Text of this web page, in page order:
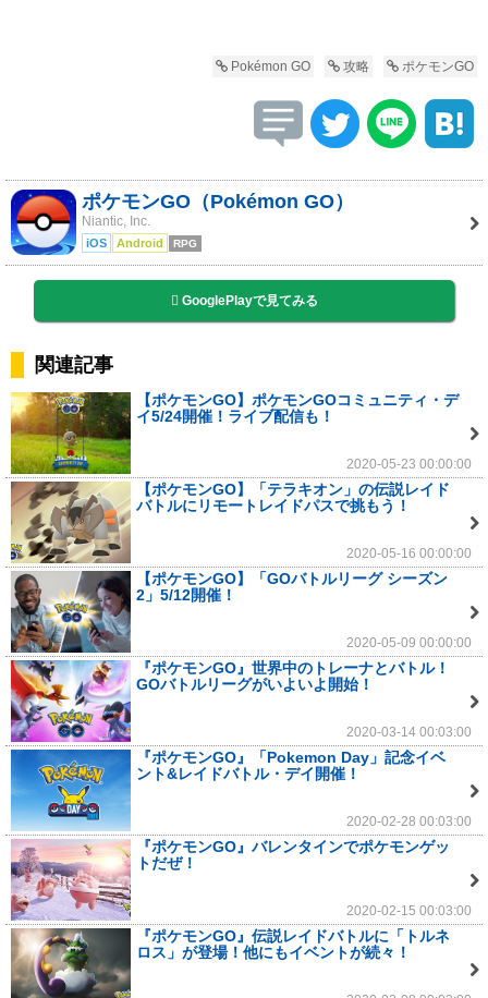
Pokémon GO 攻略 ポケモンGO
ポケモンGO（Pokémon GO）
Niantic, Inc.
iOS Android RPG
GooglePlayで見てみる
関連記事
【ポケモンGO】ポケモンGOコミュニティ・デ
イ5/24開催！ライブ配信も！
2020-05-23 00:00:00
【ポケモンGO】「テラキオン」の伝説レイド
バトルにリモートレイドパスで挑もう！
2020-05-16 00:00:00
【ポケモンGO】「GOバトルリーグ シーズン
2」5/12開催！
2020-05-09 00:00:00
『ポケモンGO』世界中のトレーナとバトル！
GOバトルリーグがいよいよ開始！
2020-03-14 00:03:00
『ポケモンGO』「Pokemon Day」記念イベ
ント&レイドバトル・デイ開催！
2020-02-28 00:03:00
『ポケモンGO』バレンタインでポケモンゲッ
トだぜ！
2020-02-15 00:03:00
『ポケモンGO』伝説レイドバトルに「トルネ
ロス」が登場！他にもイベントが続々！